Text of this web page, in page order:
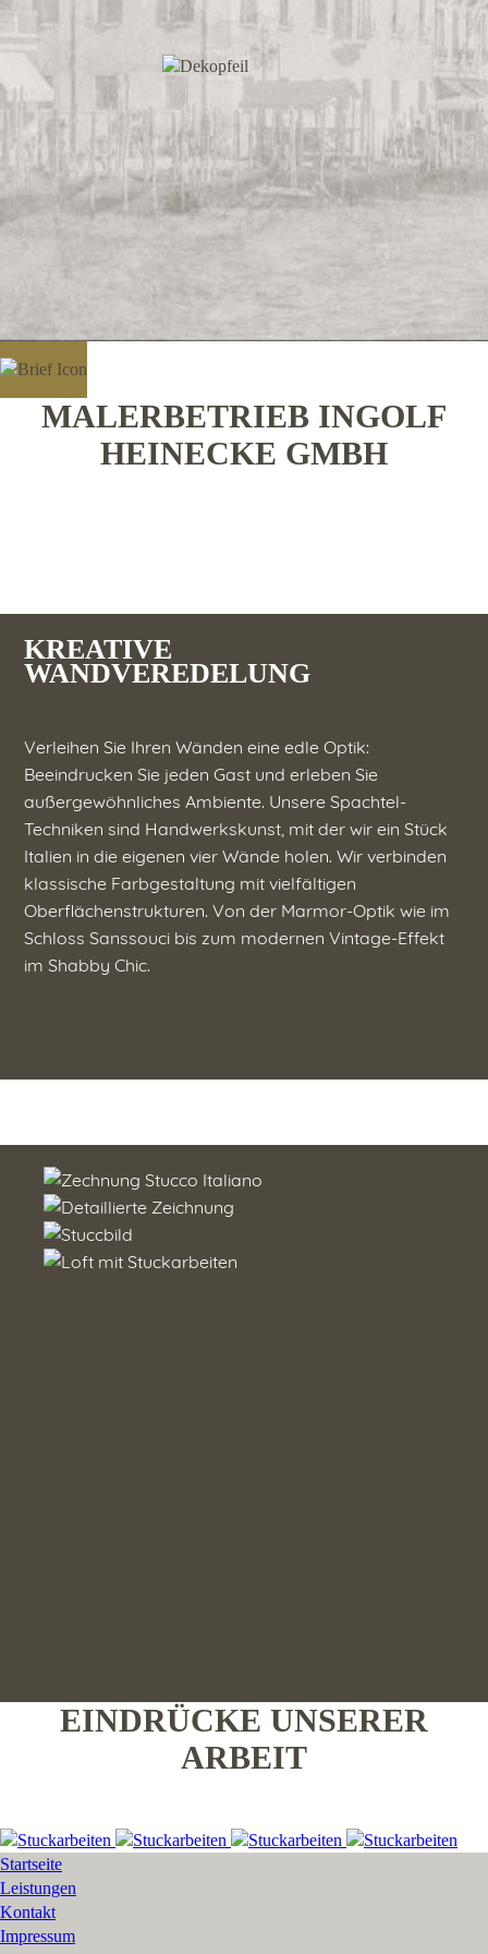
MALERBETRIEB INGOLF
HEINECKE GMBH
KREATIVE
WANDVEREDELUNG
Verleihen Sie Ihren Wänden eine edle Optik:
Beeindrucken Sie jeden Gast und erleben Sie
außergewöhnliches Ambiente. Unsere Spachtel-
Techniken sind Handwerkskunst, mit der wir ein Stück
Italien in die eigenen vier Wände holen. Wir verbinden
klassische Farbgestaltung mit vielfältigen
Oberflächenstrukturen. Von der Marmor-Optik wie im
Schloss Sanssouci bis zum modernen Vintage-Effekt
im Shabby Chic.
EINDRÜCKE UNSERER
ARBEIT
Startseite
Leistungen
Kontakt
Impressum